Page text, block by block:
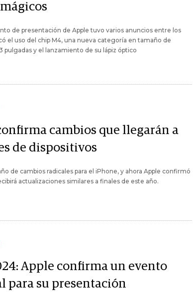
de presentación de Apple tuvo varios anuncios entre los
el uso del chip M4, una nueva categoría en tamaño de
pulgadas y el lanzamiento de su lápiz óptico
cambios que llegarán a
de dispositivos
de cambios radicales para el iPhone, y ahora Apple confirmó
actualizaciones similares a finales de este año.
Apple confirma un evento
para su presentación